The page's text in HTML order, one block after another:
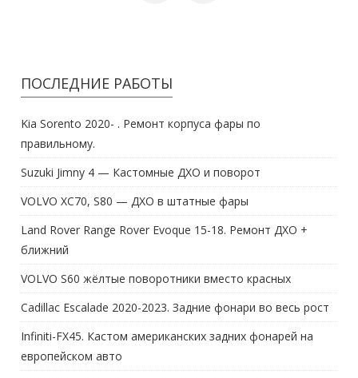
правильному.
Suzuki Jimny 4 — Кастомные ДХО и поворот
VOLVO XC70, S80 — ДХО в штатные фары
Land Rover Range Rover Evoque 15-18. Ремонт ДХО +
ближний
VOLVO S60 жёлтые поворотники вместо красных
Cadillac Escalade 2020-2023. Задние фонари во весь рост
Infiniti-FX45. Кастом американских задних фонарей на
европейском авто
BMW X5/X6 G05/06-Ремонт фары+лимонные ДХО